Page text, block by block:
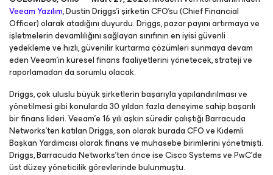
Veeam Yazılım, Dustin Driggs'i şirketin CFO'su (Chief Financial
Officer) olarak atadığını duyurdu. Driggs, pazar payını artırmaya ve
işletmelerin devamlılığını sağlayan sınıfının en iyisi güvenli
yedekleme ve hızlı, güvenilir kurtarma çözümleri sunmaya devam
eden Veeam'in küresel finans faaliyetlerini yönetecek, strateji ve
raporlamadan da sorumlu olacak.
Driggs, çok uluslu büyük şirketlerin başarıyla yapılandırılması ve
yönetilmesi gibi konularda 30 yıldan fazla deneyime sahip başarılı
bir finans lideri. Veeam'e 16 yılı aşkın süredir çalıştığı Barracuda
Networks'ten katılan Driggs, son olarak burada CFO ve Kıdemli
Başkan Yardımcısı olarak finans ve muhasebe birimlerini yönetmişti.
Driggs, Barracuda Networks'ten önce ise Cisco Systems ve PwC'de
üst düzey yöneticilik görevlerinde bulunmuştu.